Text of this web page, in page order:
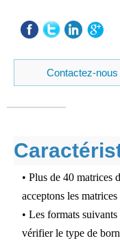
Contactez-nous
• Plus de 40 matrices
acceptons les
• Les formats
vérifier le type de